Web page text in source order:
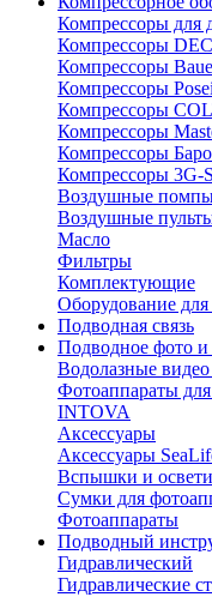
Компрессоры для
Компрессоры
Компрессоры
Компрессоры
Компрессоры
Компрессоры
Компрессоры
Компрессоры 3G-
Воздушные помпы
Воздушные
Масло
Фильтры
Комплектующие
Оборудование
Подводная связь
Подводное фото и
Водолазные
Фотоаппараты
INTOVA
Аксессуары
Аксессуары
Вспышки и
Сумки для
Фотоаппараты
Подводный
Гидравлический
Гидравлические